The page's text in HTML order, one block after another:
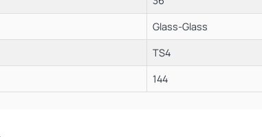
Glass-Glass
TS4
144